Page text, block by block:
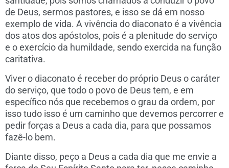
de Deus, sermos pastores, e isso se dá em nosso
exemplo de vida. A vivência do diaconato é a vivência
dos atos dos apóstolos, pois é a plenitude do serviço
e o exercício da humildade, sendo exercida na função
caritativa.
Viver o diaconato é receber do próprio Deus o caráter
do serviço, que todo o povo de Deus tem, e em
específico nós que recebemos o grau da ordem, por
isso tudo isso é um caminho que devemos percorrer e
pedir forças a Deus a cada dia, para que possamos
fazê-lo bem.
Diante disso, peço a Deus a cada dia que me envie a